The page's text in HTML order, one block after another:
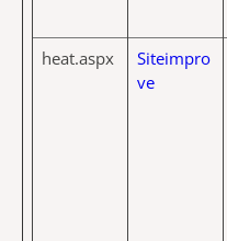
heat.aspx
Siteimpro
ve